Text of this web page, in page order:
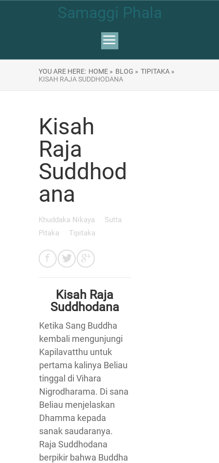
Samaggi Phala
YOU ARE HERE: HOME » BLOG » TIPITAKA »
KISAH RAJA SUDDHODANA
Kisah
Raja
Suddhod
ana
Khuddaka Nikaya
Sutta
Pitaka
Tipitaka
Kisah Raja
Suddhodana
Ketika Sang Buddha
kembali mengunjungi
Kapilavatthu untuk
pertama kalinya Beliau
tinggal di Vihara
Nigrodharama. Di sana
Beliau menjelaskan
Dhamma kepada
sanak saudaranya.
Raja Suddhodana
berpikir bahwa Buddha